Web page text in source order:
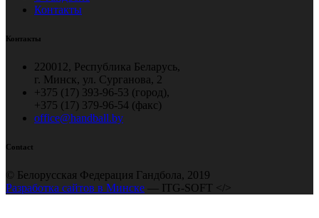
Контакты
Контакты
220012, Республика Беларусь,
г. Минск, ул. Сурганова, 2
+375 (17) 393-96-53 (город),
+375 (17) 379-96-54 (факс)
office@handball.by
Contact
© Белорусская Федерация Гандбола, 2019
Разработка сайтов в Минске — ITG-SOFT </>